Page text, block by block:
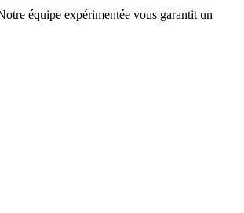
équipe expérimentée vous garantit un